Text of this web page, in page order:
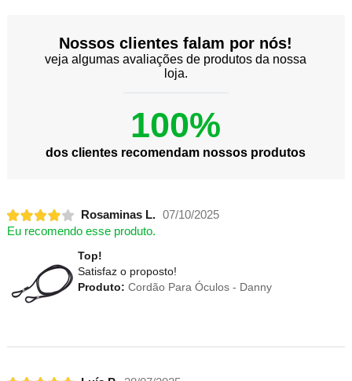
Nossos clientes falam por nós!
veja algumas avaliações de produtos da nossa
loja.
100%
dos clientes recomendam nossos produtos
Rosaminas L. 07/10/2025
Eu recomendo esse produto.
Top!
Satisfaz o proposto!
Produto: Cordão Para Óculos - Danny